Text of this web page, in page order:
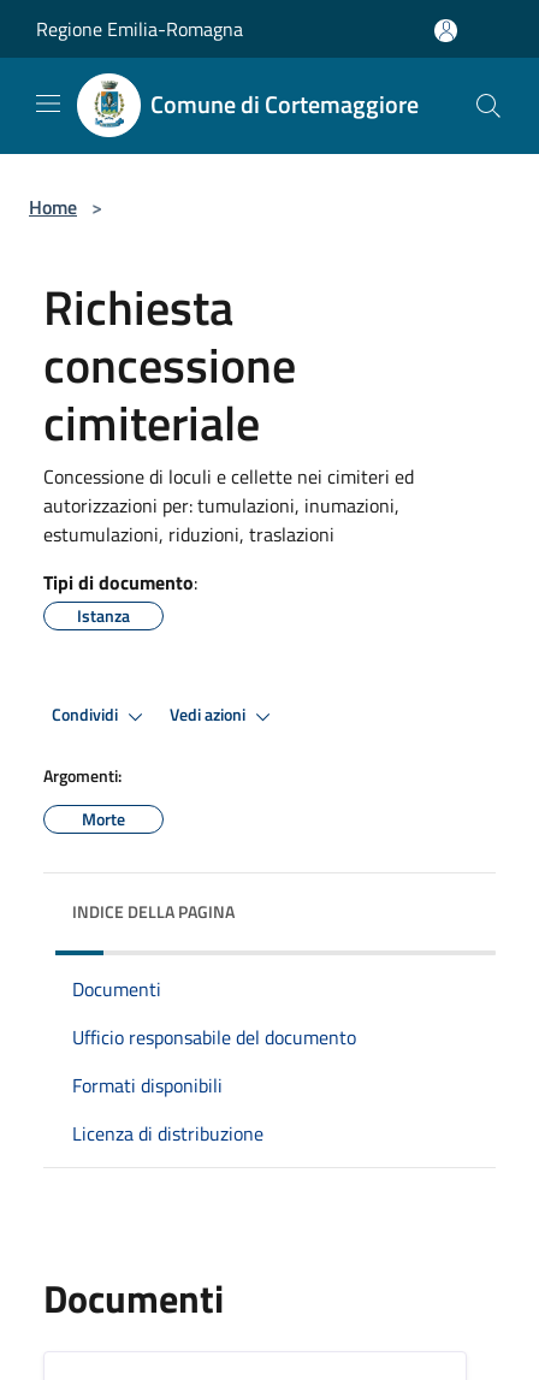
Regione Emilia-Romagna
Comune di Cortemaggiore
Home >
Richiesta
concessione
cimiteriale
Concessione di loculi e cellette nei cimiteri ed
autorizzazioni per: tumulazioni, inumazioni,
estumulazioni, riduzioni, traslazioni
Tipi di documento:
Istanza
Condividi Vedi azioni
Argomenti:
Morte
INDICE DELLA PAGINA
Documenti
Ufficio responsabile del documento
Formati disponibili
Licenza di distribuzione
Documenti